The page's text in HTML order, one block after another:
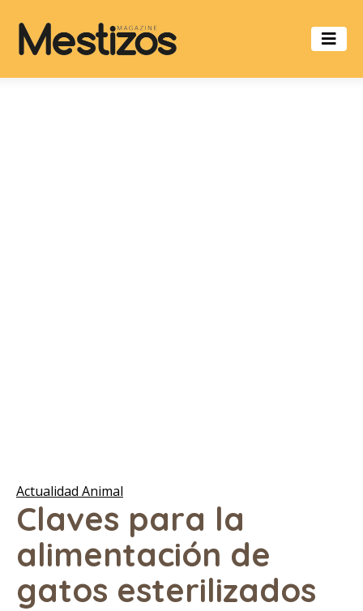
Actualidad Animal
Claves para la
alimentación de
gatos esterilizados